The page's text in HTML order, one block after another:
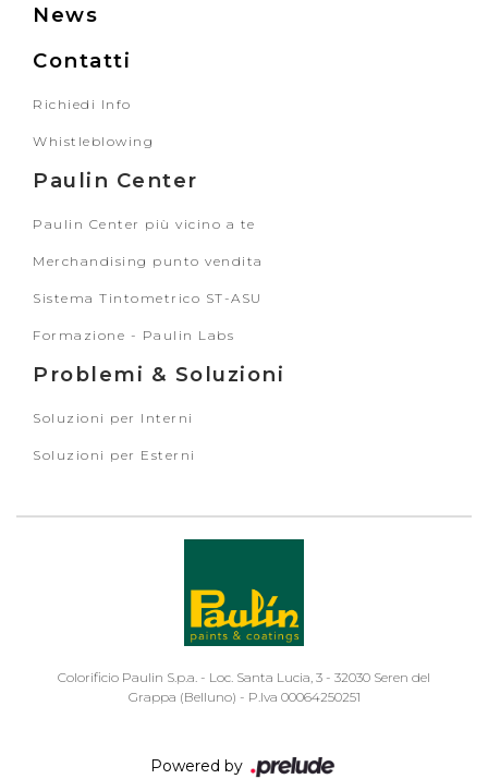
News
Contatti
Richiedi Info
Whistleblowing
Paulin Center
Paulin Center più vicino a te
Merchandising punto vendita
Sistema Tintometrico ST-ASU
Formazione - Paulin Labs
Problemi & Soluzioni
Soluzioni per Interni
Soluzioni per Esterni
Colorificio Paulin S.p.a. - Loc. Santa Lucia, 3 - 32030 Seren del
Grappa (Belluno) - P.Iva 00064250251
Powered by